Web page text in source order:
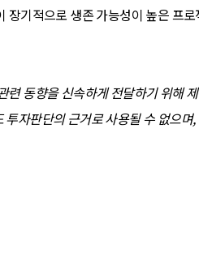
장기적으로 생존 가능성이 높은 프
련 동향을 신속하게 전달하기 위해
자판단의 근거로 사용될 수 없으